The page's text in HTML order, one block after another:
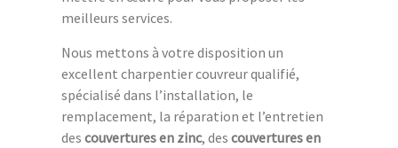
meilleurs services.
Nous mettons à votre disposition un
excellent charpentier couvreur qualifié,
spécialisé dans l’installation, le
remplacement, la réparation et l’entretien
des couvertures en zinc, des couvertures en